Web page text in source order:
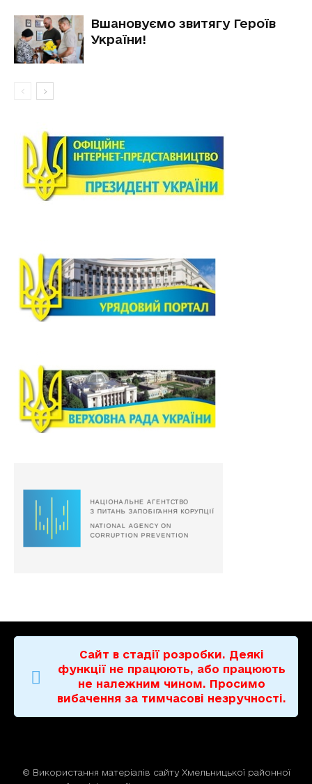
Вшановуємо звитягу Героїв
України!
Сайт в стадії розробки. Деякі
функції не працюють, або працюють
не належним чином. Просимо
вибачення за тимчасові незручності.
© Використання матерiалiв сайту Хмельницької районної